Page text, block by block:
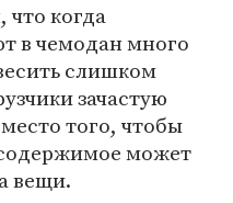
что когда
в чемодан много
слишком
зачастую
того, чтобы
может
вещи.